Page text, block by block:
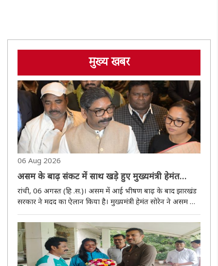
मुख्य खबर
06 Aug 2026
असम के बाढ़ संकट में साथ खड़े हुए मुख्यमंत्री हेमंत
सोरेन, राहत कोष में देंगे 03 करोड़
रांची, 06 अगस्त (हि .स.)। असम में आई भीषण बाढ़ के बाद झारखंड
सरकार ने मदद का ऐलान किया है। मुख्यमंत्री हेमंत सोरेन ने असम के
मुख्यमंत्री हिमंता बिस्वा सरमा को पत्र लिखकर मुख्यमंत्री राहत कोष में
03 करोड़ रुपये देने की घोषणा की है। मुख्यमंत्री ने ..